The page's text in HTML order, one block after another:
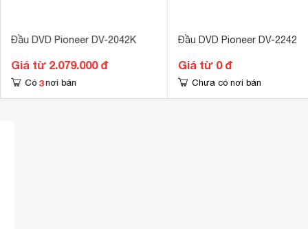
Đầu DVD Pioneer DV-2042K
Giá từ 2.079.000 đ
Có 3 nơi bán
Đầu DVD Pioneer DV-2242
Giá từ 0 đ
Chưa có nơi bán